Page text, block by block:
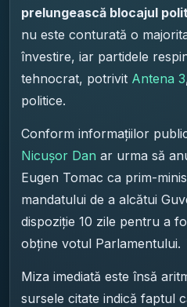
prelungească blocajul
nu este conturată o
învestire, iar partidele
tehnocrat, potrivit Antena 3
politice.
Conform informațiilor
Nicușor Dan ar urma să
Eugen Tomac ca prim-
mandatului de a alcătui
dispoziție 10 zile pentru a
obține votul Parlamentului.
Miza imediată este însă
sursele citate indică faptul